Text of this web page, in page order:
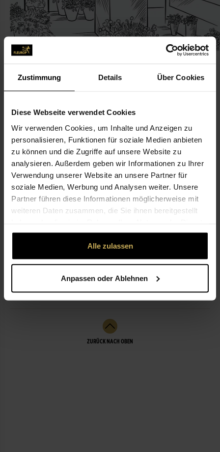
Zustimmung Details Über Cookies
Diese Webseite verwendet Cookies
Wir verwenden Cookies, um Inhalte und Anzeigen zu
personalisieren, Funktionen für soziale Medien anbieten
zu können und die Zugriffe auf unsere Website zu
analysieren. Außerdem geben wir Informationen zu Ihrer
Verwendung unserer Website an unsere Partner für
soziale Medien, Werbung und Analysen weiter. Unsere
Partner führen diese Informationen möglicherweise mit
weiteren Daten zusammen, die Sie ihnen bereitgestellt
gesammelt haben.
Alle zulassen
Anpassen oder Ablehnen
KONTAKT
Christa's Blumenhaus
Sönksen, Christa, Christa's Blumenhaus
Süderstr. 26
25821 Bredstedt
04671-15 50
christas-blumenladen@web.de
ÖFFNUNGSZEITEN
LEISTUNGEN
ZURÜCK NACH OBEN